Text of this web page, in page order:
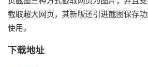
截取超大网页，其新版还引进截图保存
使用。
下载地址